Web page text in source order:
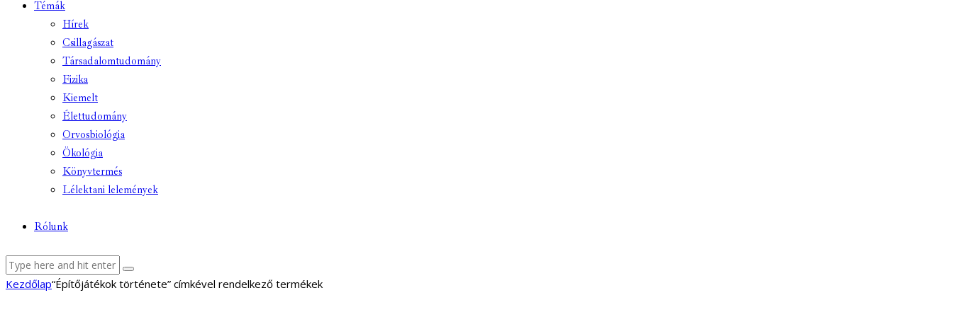
Témák
Hírek
Csillagászat
Társadalomtudomány
Fizika
Kiemelt
Élettudomány
Orvosbiológia
Ökológia
Könyvtermés
Lélektani lelemények
Rólunk
facebook-
youtube-
email
Kezdőlap“Építőjátékok története” címkével rendelkező termékek